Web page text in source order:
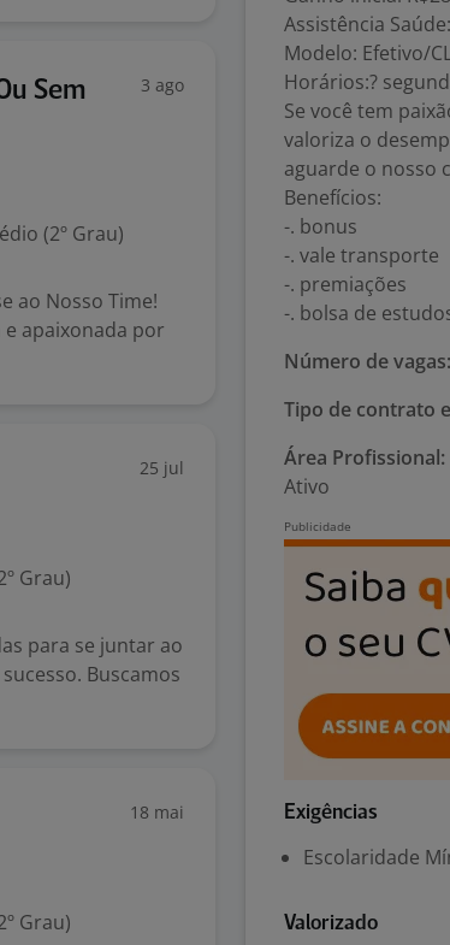
Sem
3 ago
(2º Grau)
ao Nosso Time!
apaixonada por
25 jul
Grau)
para se juntar ao
Buscamos
18 mai
Grau)
Assistência
Modelo: Efetivo/
Horários:?
Se você tem
valoriza o
aguarde o nosso
Benefícios:
-. bonus
-. vale transporte
-. premiações
-. bolsa de
Número de vagas:
Tipo de contrato
Área Profissional:
Ativo
Exigências
Escolaridade
Valorizado